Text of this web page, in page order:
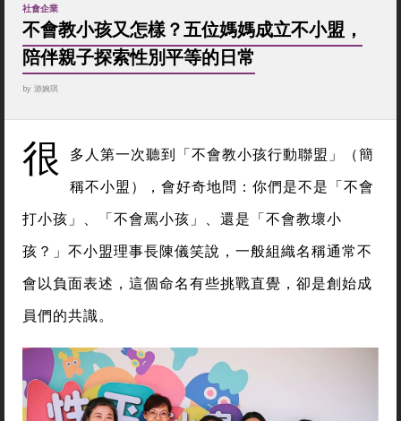
社會企業
不會教小孩又怎樣？五位媽媽成立不小盟，
陪伴親子探索性別平等的日常
by 游婉琪
很
多人第一次聽到「不會教小孩行動聯盟」（簡
稱不小盟），會好奇地問：你們是不是「不會
打小孩」、「不會罵小孩」、還是「不會教壞小
孩？」不小盟理事長陳儀笑說，一般組織名稱通常不
會以負面表述，這個命名有些挑戰直覺，卻是創始成
員們的共識。